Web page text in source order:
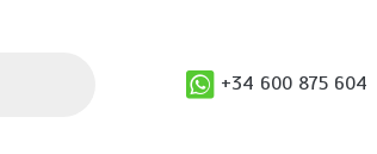
+34 600 875 604